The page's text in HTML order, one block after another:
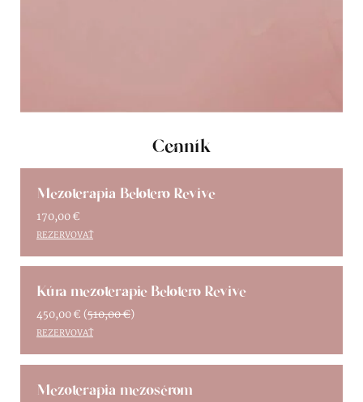
Cenník
Mezoterapia Belotero Revive
170,00€
REZERVOVAŤ
Kúra mezoterapie Belotero Revive
450,00€(510,00€)
REZERVOVAŤ
Mezoterapia mezosérom